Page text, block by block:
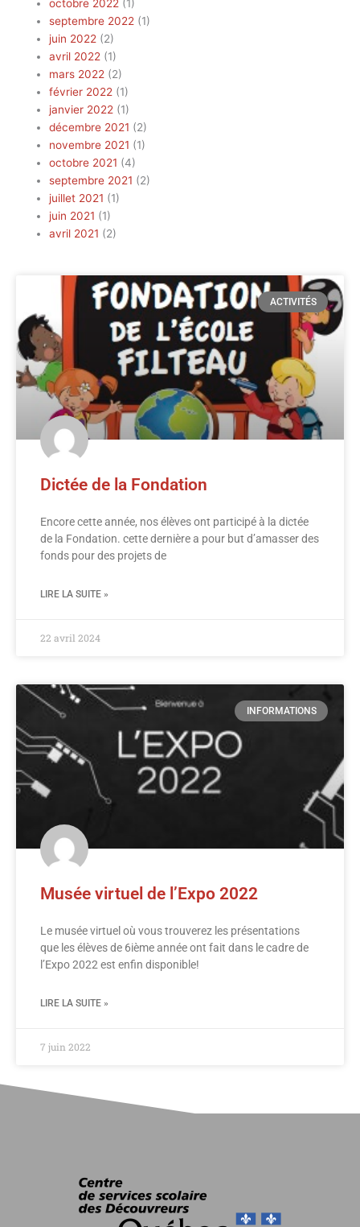
octobre 2022 (1)
septembre 2022 (1)
juin 2022 (2)
avril 2022 (1)
mars 2022 (2)
février 2022 (1)
janvier 2022 (1)
décembre 2021 (2)
novembre 2021 (1)
octobre 2021 (4)
septembre 2021 (2)
juillet 2021 (1)
juin 2021 (1)
avril 2021 (2)
ACTIVITÉS
Dictée de la Fondation
Encore cette année, nos élèves ont participé à la dictée
de la Fondation. cette dernière a pour but d’amasser des
fonds pour des projets de
LIRE LA SUITE »
22 avril 2024
INFORMATIONS
Musée virtuel de l’Expo 2022
Le musée virtuel où vous trouverez les présentations
que les élèves de 6ième année ont fait dans le cadre de
l’Expo 2022 est enfin disponible!
LIRE LA SUITE »
7 juin 2022